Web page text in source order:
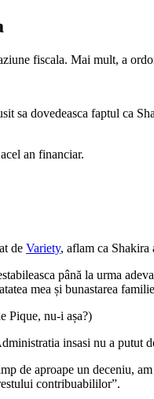
fiscala. Mai mult, a
sa dovedeasca faptul ca
an financiar.
de Variety, aflam ca Shakira
până la urma
mea și bunastarea
Pique, nu-i așa?)
insasi nu a putut
de aproape un deceniu,
contribuabililor”.